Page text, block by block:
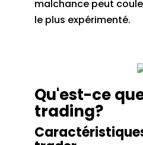
malchance peut
le plus expérimenté.
Qu'est-ce
trading?